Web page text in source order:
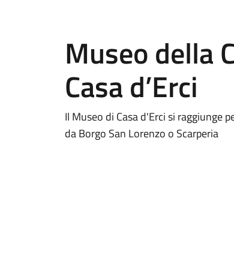
Museo della
Casa d’Erci
Il Museo di Casa d'Erci si raggiunge
da Borgo San Lorenzo o Scarperia